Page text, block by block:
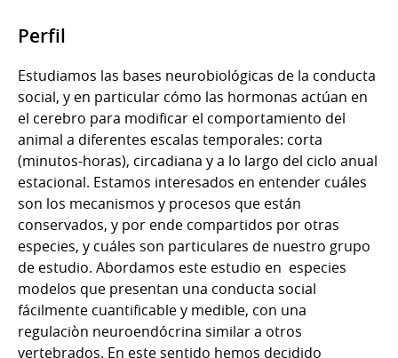
Perfil
Estudiamos las bases neurobiológicas de la conducta
social, y en particular cómo las hormonas actúan en
el cerebro para modificar el comportamiento del
animal a diferentes escalas temporales: corta
(minutos-horas), circadiana y a lo largo del ciclo anual
estacional. Estamos interesados en entender cuáles
son los mecanismos y procesos que están
conservados, y por ende compartidos por otras
especies, y cuáles son particulares de nuestro grupo
de estudio. Abordamos este estudio en especies
modelos que presentan una conducta social
fácilmente cuantificable y medible, con una
regulaciòn neuroendócrina similar a otros
vertebrados. En este sentido hemos decidido